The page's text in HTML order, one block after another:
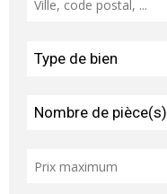
Type de bien
Nombre de pièce(s)